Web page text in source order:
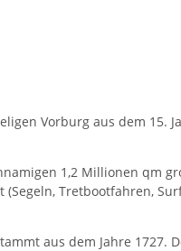
Vorburg aus dem 15.
1,2 Millionen qm
Tretbootfahren,
aus dem Jahre 1727.